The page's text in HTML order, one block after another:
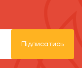
Підписатись